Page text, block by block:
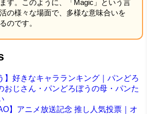
す。このように、「Magic」という言
の様々な場面で、多様な意味合いを
のです。
】好きなキャラランキング｜パンどろ
おじさん・パンどろぼうの母・パンた
】アニメ放送記念 推し人気投票｜オ